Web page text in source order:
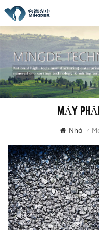
MÁY
Nhà /